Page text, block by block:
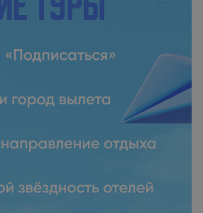
1 км и 34 км соответственно от
вокзал Бургаса. Аэропорт
км.